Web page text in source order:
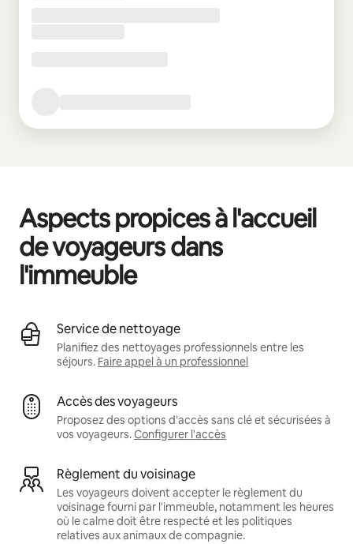
Aspects propices à l'accueil
de voyageurs dans
l'immeuble
Service de nettoyage
Planifiez des nettoyages professionnels entre les
séjours. Faire appel à un professionnel
Accès des voyageurs
Proposez des options d'accès sans clé et sécurisées à
vos voyageurs.Configurer l'accès
Règlement du voisinage
Les voyageurs doivent accepter le règlement du
voisinage fourni par l'immeuble, notamment les heures
où le calme doit être respecté et les politiques
relatives aux animaux de compagnie.